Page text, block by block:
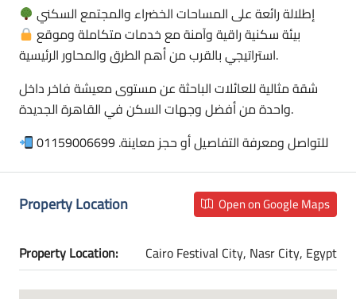
إطلالة رائعة على المساحات الخضراء والمجتمع السكني
بيئة سكنية راقية وآمنة مع خدمات متكاملة وموقع
استراتيجي بالقرب من أهم الطرق والمحاور الرئيسية.
شقة مثالية للعائلات الباحثة عن مستوى معيشة فاخر داخل
واحدة من أفضل وجهات السكن في القاهرة الجديدة.
للتواصل ومعرفة التفاصيل أو حجز معاينة. 01159006699
Property Location Open on Google Maps
Property Location: Cairo Festival City, Nasr City, Egypt